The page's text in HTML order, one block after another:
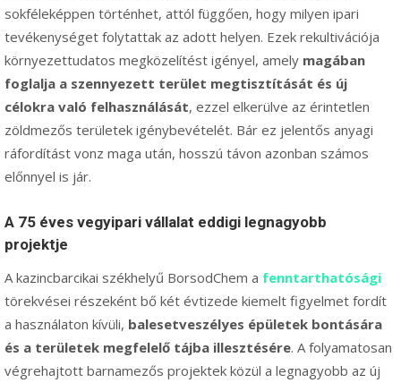
sokféleképpen történhet, attól függően, hogy milyen ipari
tevékenységet folytattak az adott helyen. Ezek rekultivációja
környezettudatos megközelítést igényel, amely magában
foglalja a szennyezett terület megtisztítását és új
célokra való felhasználását, ezzel elkerülve az érintetlen
zöldmezős területek igénybevételét. Bár ez jelentős anyagi
ráfordítást vonz maga után, hosszú távon azonban számos
előnnyel is jár.
A 75 éves vegyipari vállalat eddigi legnagyobb
projektje
A kazincbarcikai székhelyű BorsodChem a fenntarthatósági
törekvései részeként bő két évtizede kiemelt figyelmet fordít
a használaton kívüli, balesetveszélyes épületek bontására
és a területek megfelelő tájba illesztésére. A folyamatosan
végrehajtott barnamezős projektek közül a legnagyobb az új